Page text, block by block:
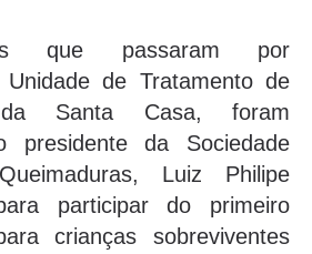
que passaram por
de Tratamento de
da Santa Casa, foram
presidente da Sociedade
Luiz Philipe
participar do primeiro
crianças sobreviventes